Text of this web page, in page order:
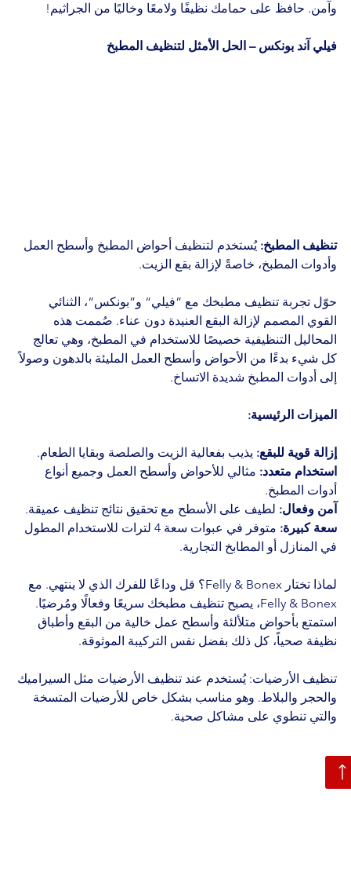
وآمن. حافظ على حمامك نظيفًا ولامعًا وخاليًا من الجراثيم!
فيلي آند بونكس – الحل الأمثل لتنظيف المطبخ
تنظيف المطبخ: يُستخدم لتنظيف أحواض المطبخ وأسطح العمل
وأدوات المطبخ، خاصةً لإزالة بقع الزيت.
حوّل تجربة تنظيف مطبخك مع ”فيلي“ و”بونكس“، الثنائي
القوي المصمم لإزالة البقع العنيدة دون عناء. صُممت هذه
المحاليل التنظيفية خصيصًا للاستخدام في المطبخ، وهي تعالج
كل شيء بدءًا من الأحواض وأسطح العمل المليئة بالدهون وصولاً
إلى أدوات المطبخ شديدة الاتساخ.
الميزات الرئيسية:
إزالة قوية للبقع: يذيب بفعالية الزيت والصلصة وبقايا الطعام.
استخدام متعدد: مثالي للأحواض وأسطح العمل وجميع أنواع
أدوات المطبخ.
آمن وفعال: لطيف على الأسطح مع تحقيق نتائج تنظيف عميقة.
سعة كبيرة:
متوفر في عبوات سعة 4 لترات للاستخدام المطول
في المنازل أو المطابخ التجارية.
لماذا تختار Felly & Bonex؟ قل وداعًا للفرك الذي لا ينتهي. مع
Felly & Bonex، يصبح تنظيف مطبخك سريعًا وفعالًا ومُرضيًا.
استمتع بأحواض متلألئة وأسطح عمل خالية من البقع وأطباق
نظيفة صحياً، كل ذلك بفضل نفس التركيبة الموثوقة.
تنظيف الأرضيات: يُستخدم عند تنظيف الأرضيات مثل السيراميك
والحجر والبلاط. وهو مناسب بشكل خاص للأرضيات المتسخة
والتي تنطوي على مشاكل صحية.